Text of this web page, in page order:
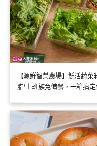
【源鮮智慧農場】鮮活蔬
脂/上班族免備餐，一箱搞